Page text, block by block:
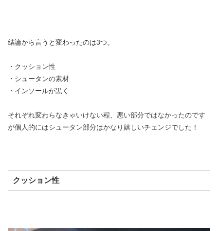
結論から言うと変わったのは3つ。
・クッション性
・シュータンの素材
・インソールが黒く
それぞれ変わらなきゃいけない程、悪い部分ではなかったのです
が個人的にはシュータン部分はかなり嬉しいチェンジでした！
クッション性